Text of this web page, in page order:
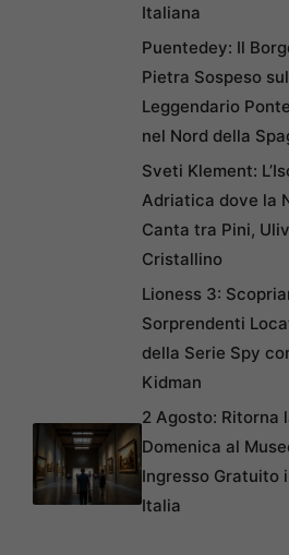
Italiana
Puentedey: Il
Pietra Sospeso sul
Leggendario
nel Nord della
Sveti Klement:
Adriatica dove la
Canta tra Pini,
Cristallino
Lioness 3:
Sorprendenti
della Serie Spy
Kidman
2 Agosto: Ritorna
Domenica al
Ingresso Gratuito
Italia